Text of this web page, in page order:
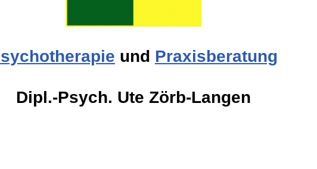
und Praxisberatung
Dipl.-Psych. Ute Zörb-Langen